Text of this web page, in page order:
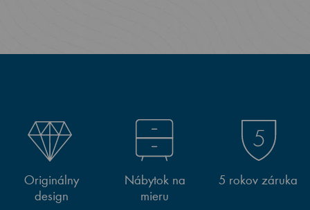
Originálny
design
Nábytok na
mieru
5 rokov záruka